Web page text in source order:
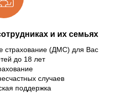
и их семьях
страхование (ДМС) для Вас
до 18 лет
случаев
поддержка